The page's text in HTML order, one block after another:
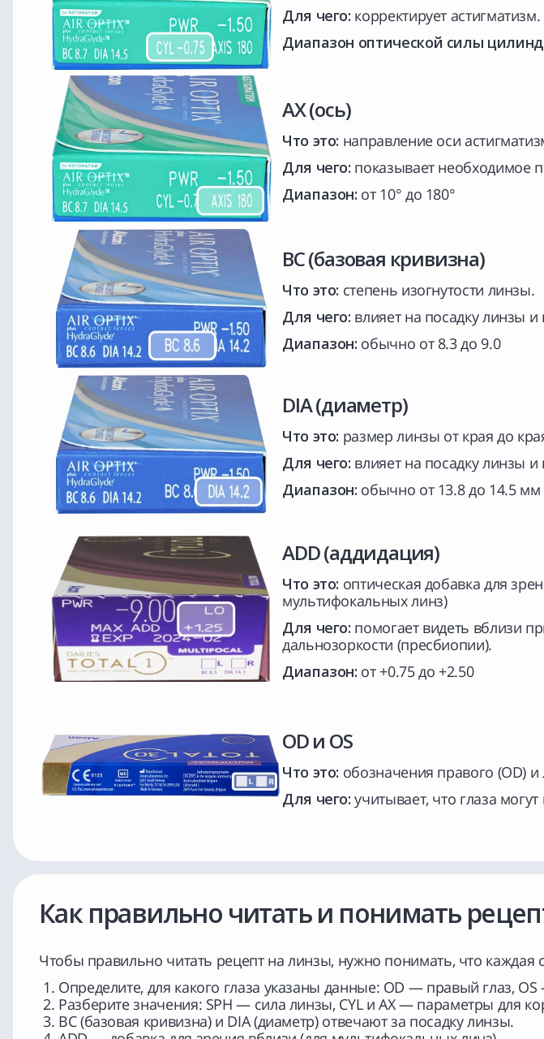
Для чего: корректирует астигматизм.
Диапазон оптической силы
AX (ось)
Что это: направление оси
Для чего: показывает необходимое
Диапазон: от 10° до 180°
BC (базовая кривизна)
Что это: степень изогнутости линзы.
Для чего: влияет на посадку линзы
Диапазон: обычно от 8.3 до 9.0
DIA (диаметр)
Что это: размер линзы от края до
Для чего: влияет на посадку линзы
Диапазон: обычно от 13.8 до 14.5 мм
ADD (аддидация)
Что это: оптическая добавка для
мультифокальных линз)
Для чего: помогает видеть вблизи
дальнозоркости (пресбиопии).
Диапазон: от +0.75 до +2.50
OD и OS
Что это: обозначения правого (OD) и
Для чего: учитывает, что глаза
Как правильно читать и понимать
Чтобы правильно читать рецепт на линзы, нужно понимать, что
Определите, для какого глаза указаны данные: OD — правый глаз,
Разберите значения: SPH — сила линзы, CYL и AX — параметры для
BC (базовая кривизна) и DIA (диаметр) отвечают за посадку линзы.